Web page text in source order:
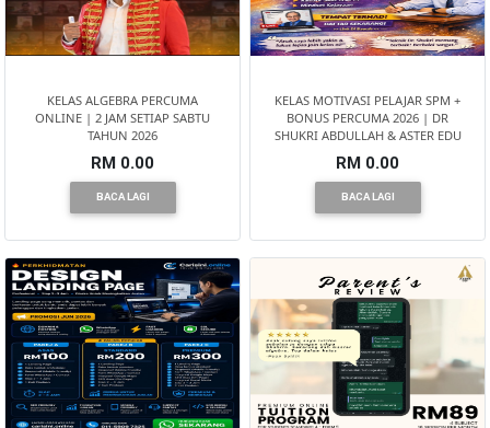
KELAS ALGEBRA PERCUMA
ONLINE | 2 JAM SETIAP SABTU
TAHUN 2026
RM 0.00
BACA LAGI
KELAS MOTIVASI PELAJAR SPM +
BONUS PERCUMA 2026 | DR
SHUKRI ABDULLAH & ASTER EDU
RM 0.00
BACA LAGI
TERENGGANU(12)
SARAWAK(2)
JOHOR(8)
MELAKA(53)
PENANG(2)